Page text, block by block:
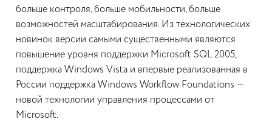
больше контроля, больше мобильности, больше
возможностей масштабирования. Из технологических
новинок версии самыми существенными являются
повышение уровня поддержки Microsoft SQL 2005,
поддержка Windows Vista и впервые реализованная в
России поддержка Windows Workflow Foundations —
новой технологии управления процессами от
Microsoft.